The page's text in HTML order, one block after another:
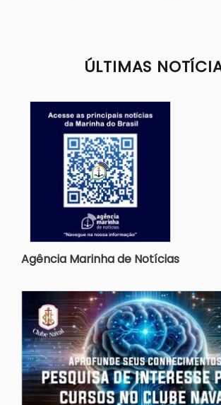
ÚLTIMAS
Agência Marinha de Notícias